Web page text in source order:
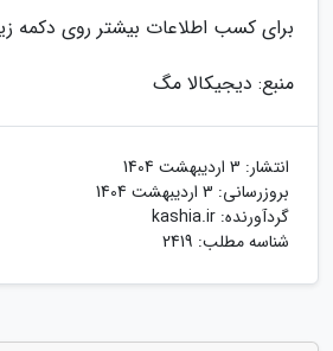
برای کسب اطلاعات بیشتر روی دکمه
منبع: دیجیکالا مگ
انتشار: 3 اردیبهشت 1404
بروزرسانی: 3 اردیبهشت 1404
گردآورنده: kashia.ir
شناسه مطلب: 2419